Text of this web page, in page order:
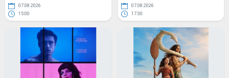
07.08.2026
15:00
07.08.2026
17:30